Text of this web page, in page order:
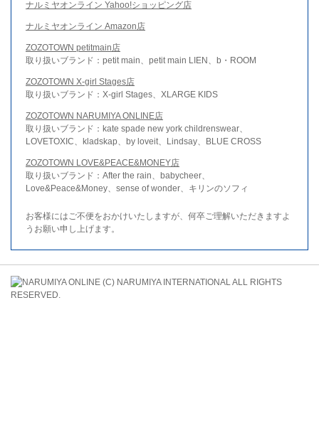
ナルミヤオンライン Yahoo!ショッピング店
ナルミヤオンライン Amazon店
ZOZOTOWN petitmain店
取り扱いブランド：petit main、petit main LIEN、b・ROOM
ZOZOTOWN X-girl Stages店
取り扱いブランド：X-girl Stages、XLARGE KIDS
ZOZOTOWN NARUMIYA ONLINE店
取り扱いブランド：kate spade new york childrenswear、
LOVETOXIC、kladskap、by loveit、Lindsay、BLUE CROSS
ZOZOTOWN LOVE&PEACE&MONEY店
取り扱いブランド：After the rain、babycheer、
Love&Peace&Money、sense of wonder、キリンのソフィ
お客様にはご不便をおかけいたしますが、何卒ご理解いただきますよ
うお願い申し上げます。